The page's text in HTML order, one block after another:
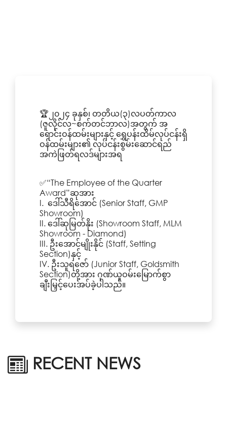
🏆၂၀၂၄ ခုနှစ်၊ တတိယ(၃)လပတ်ကာလ
(ဇူလိုင်လ~စက်တင်ဘာလ)အတွက် အ
ရောင်းဝန်ထမ်းများနှင့် ရွှေပန်းထိမ်လုပ်ငန်းရှိ
ဝန်ထမ်းများ၏ လုပ်ငန်းစွမ်းဆောင်ရည်
အကဲဖြတ်ရလဒ်များအရ
✅“The Employee of the Quarter
Award”ဆုအား
I. ဒေါ်သီရိအောင် (Senior Staff, GMP
Showroom)
II. ဒေါ်ဆုမြတ်နိုး (Showroom Staff, MLM
Showroom - Diamond)
III. ဦးအောင်မျိုးနိုင် (Staff, Setting
Section)နှင့်
IV. ဦးသူရဇော် (Junior Staff, Goldsmith
Section)တို့အား ဂုဏ်ယူဝမ်းမြောက်စွာ
ချီးမြှင့်ပေးအပ်ခဲ့ပါသည်။
RECENT NEWS